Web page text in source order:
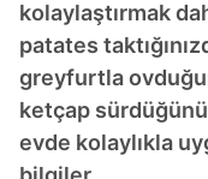
kolaylaştırmak
patates
greyfurtla
ketçap
evde kolaylıkla